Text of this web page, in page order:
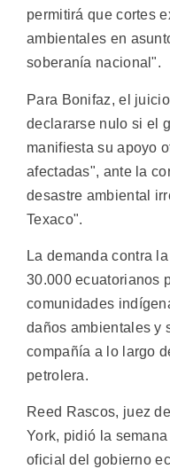
permitirá que cortes
ambientales en
soberanía nacional".
Para Bonifaz, el
declararse nulo si el
manifiesta su apoyo
afectadas", ante la
desastre ambiental
Texaco".
La demanda contra
30.000 ecuatorianos
comunidades
daños ambientales y
compañía a lo largo
petrolera.
Reed Rascos, juez
York, pidió la
oficial del gobierno